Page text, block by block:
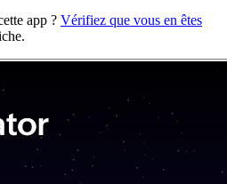
app ? Vérifiez que vous en êtes